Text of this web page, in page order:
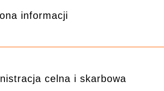
informacji
celna i skarbowa